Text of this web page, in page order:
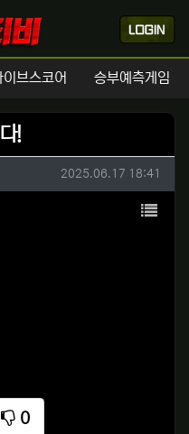
이브스코어 승부예측게임
!
작성일
2025.06.17 18:41
목록
0